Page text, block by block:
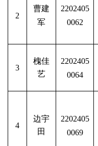
2
曹建
军
2202405
0062
3
槐佳
艺
2202405
0064
4
边宇
田
2202405
0069